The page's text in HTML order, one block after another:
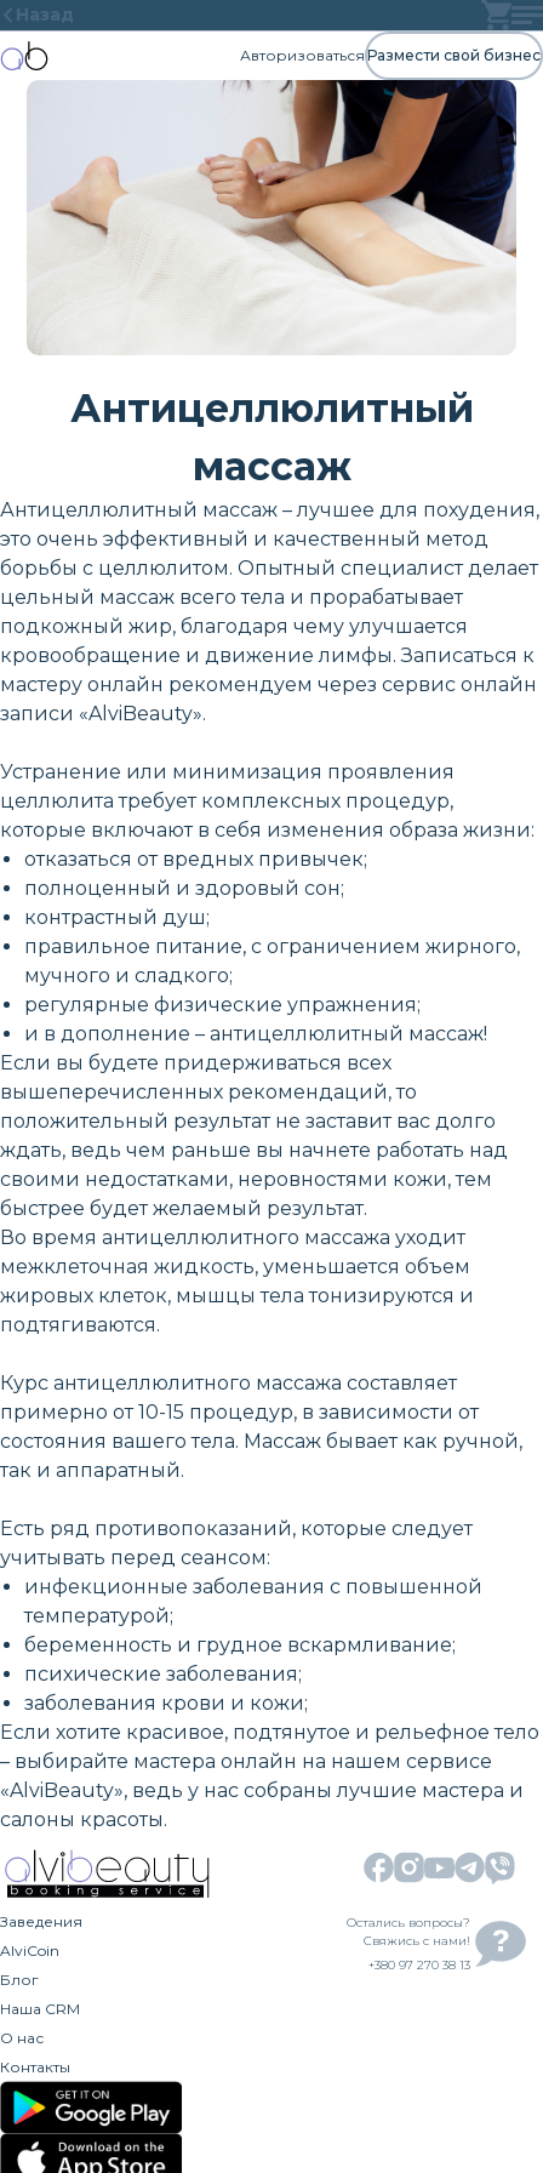
Назад
Авторизоваться Размести свой бизнес
Антицеллюлитный
массаж
Антицеллюлитный массаж – лучшее для похудения,
это очень эффективный и качественный метод
борьбы с целлюлитом. Опытный специалист делает
цельный массаж всего тела и прорабатывает
подкожный жир, благодаря чему улучшается
кровообращение и движение лимфы. Записаться к
мастеру онлайн рекомендуем через сервис онлайн
записи «AlviBeauty».
Устранение или минимизация проявления
целлюлита требует комплексных процедур,
которые включают в себя изменения образа жизни:
отказаться от вредных привычек;
полноценный и здоровый сон;
контрастный душ;
правильное питание, с ограничением жирного,
мучного и сладкого;
регулярные физические упражнения;
и в дополнение – антицеллюлитный массаж!
Если вы будете придерживаться всех
вышеперечисленных рекомендаций, то
положительный результат не заставит вас долго
ждать, ведь чем раньше вы начнете работать над
своими недостатками, неровностями кожи, тем
быстрее будет желаемый результат.
Во время антицеллюлитного массажа уходит
межклеточная жидкость, уменьшается объем
жировых клеток, мышцы тела тонизируются и
подтягиваются.
Курс антицеллюлитного массажа составляет
примерно от 10-15 процедур, в зависимости от
состояния вашего тела. Массаж бывает как ручной,
так и аппаратный.
Есть ряд противопоказаний, которые следует
учитывать перед сеансом:
инфекционные заболевания с повышенной
температурой;
беременность и грудное вскармливание;
психические заболевания;
заболевания крови и кожи;
Если хотите красивое, подтянутое и рельефное тело
– выбирайте мастера онлайн на нашем сервисе
«AlviBeauty», ведь у нас собраны лучшие мастера и
салоны красоты.
Заведения
AlviCoin
Блог
Наша CRM
О нас
Контакты
Остались вопросы?
Свяжись с нами!
+380 97 270 38 13